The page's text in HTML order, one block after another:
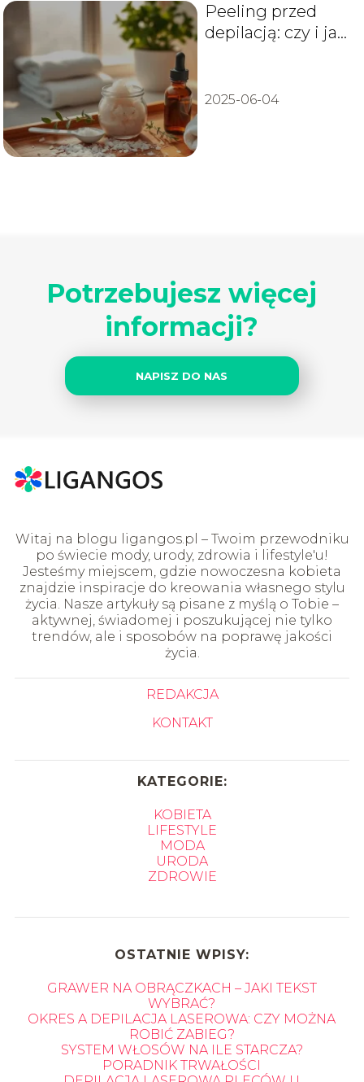
Peeling przed
depilacją: czy i jak
2025-06-04
Potrzebujesz więcej
informacji?
NAPISZ DO NAS
Witaj na blogu ligangos.pl – Twoim przewodniku
po świecie mody, urody, zdrowia i lifestyle'u!
Jesteśmy miejscem, gdzie nowoczesna kobieta
znajdzie inspiracje do kreowania własnego stylu
życia. Nasze artykuły są pisane z myślą o Tobie –
aktywnej, świadomej i poszukującej nie tylko
trendów, ale i sposobów na poprawę jakości
życia.
REDAKCJA
KONTAKT
KATEGORIE:
KOBIETA
LIFESTYLE
MODA
URODA
ZDROWIE
OSTATNIE WPISY:
GRAWER NA OBRĄCZKACH – JAKI TEKST
WYBRAĆ?
OKRES A DEPILACJA LASEROWA: CZY MOŻNA
ROBIĆ ZABIEG?
SYSTEM WŁOSÓW NA ILE STARCZA?
PORADNIK TRWAŁOŚCI